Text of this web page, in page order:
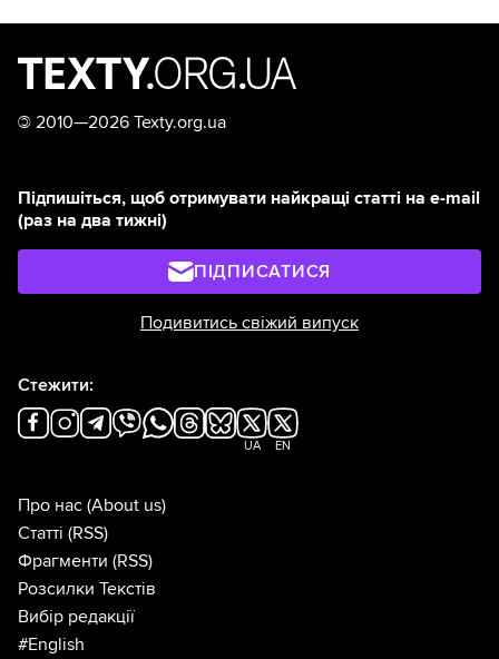
© 2010—2026 Texty.org.ua
Підпишіться, щоб отримувати найкращі статті на e-mail
(раз на два тижні)
ПІДПИСАТИСЯ
Подивитись свіжий випуск
Стежити:
UA EN
Про нас (About us)
Статті (RSS)
Фрагменти (RSS)
Розсилки Текстів
Вибір редакції
#English